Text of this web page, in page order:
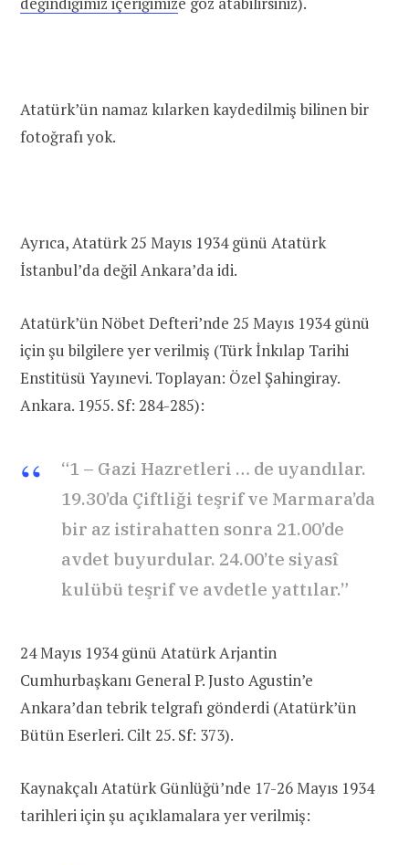
Atatürk’ün namaz kılarken kaydedilmiş bilinen bir
fotoğrafı yok.
Ayrıca, Atatürk 25 Mayıs 1934 günü Atatürk
İstanbul’da değil Ankara’da idi.
Atatürk’ün Nöbet Defteri’nde 25 Mayıs 1934 günü
için şu bilgilere yer verilmiş (Türk İnkılap Tarihi
Enstitüsü Yayınevi. Toplayan: Özel Şahingiray.
Ankara. 1955. Sf: 284-285):
“1 – Gazi Hazretleri … de uyandılar.
19.30’da Çiftliği teşrif ve Marmara’da
bir az istirahatten sonra 21.00’de
avdet buyurdular. 24.00’te siyasî
kulübü teşrif ve avdetle yattılar.”
24 Mayıs 1934 günü Atatürk Arjantin
Cumhurbaşkanı General P. Justo Agustin’e
Ankara’dan tebrik telgrafı gönderdi (Atatürk’ün
Bütün Eserleri. Cilt 25. Sf: 373).
Kaynakçalı Atatürk Günlüğü’nde 17-26 Mayıs 1934
tarihleri için şu açıklamalara yer verilmiş: